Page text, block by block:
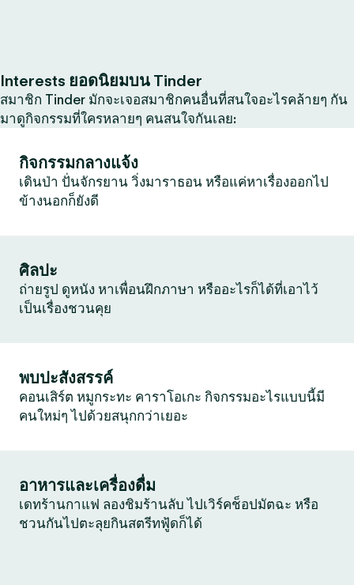
Interests ยอดนิยมบน Tinder
สมาชิก Tinder มักจะเจอสมาชิกคนอื่นที่สนใจอะไรคล้ายๆ กัน
มาดูกิจกรรมที่ใครหลายๆ คนสนใจกันเลย:
กิจกรรมกลางแจ้ง
เดินป่า ปั่นจักรยาน วิ่งมาราธอน หรือแค่หาเรื่องออกไป
ข้างนอกก็ยังดี
ศิลปะ
ถ่ายรูป ดูหนัง หาเพื่อนฝึกภาษา หรืออะไรก็ได้ที่เอาไว้
เป็นเรื่องชวนคุย
พบปะสังสรรค์
คอนเสิร์ต หมูกระทะ คาราโอเกะ กิจกรรมอะไรแบบนี้มี
คนใหม่ๆ ไปด้วยสนุกกว่าเยอะ
อาหารและเครื่องดื่ม
เดทร้านกาแฟ ลองชิมร้านลับ ไปเวิร์คช็อปมัตฉะ หรือ
ชวนกันไปตะลุยกินสตรีทฟู้ดก็ได้